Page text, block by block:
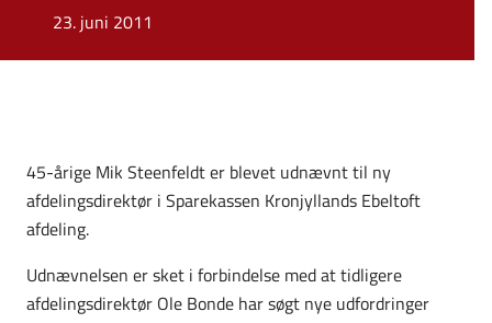
23. juni 2011
45-årige Mik Steenfeldt er blevet udnævnt til ny
afdelingsdirektør i Sparekassen Kronjyllands Ebeltoft
afdeling.
Udnævnelsen er sket i forbindelse med at tidligere
afdelingsdirektør Ole Bonde har søgt nye udfordringer